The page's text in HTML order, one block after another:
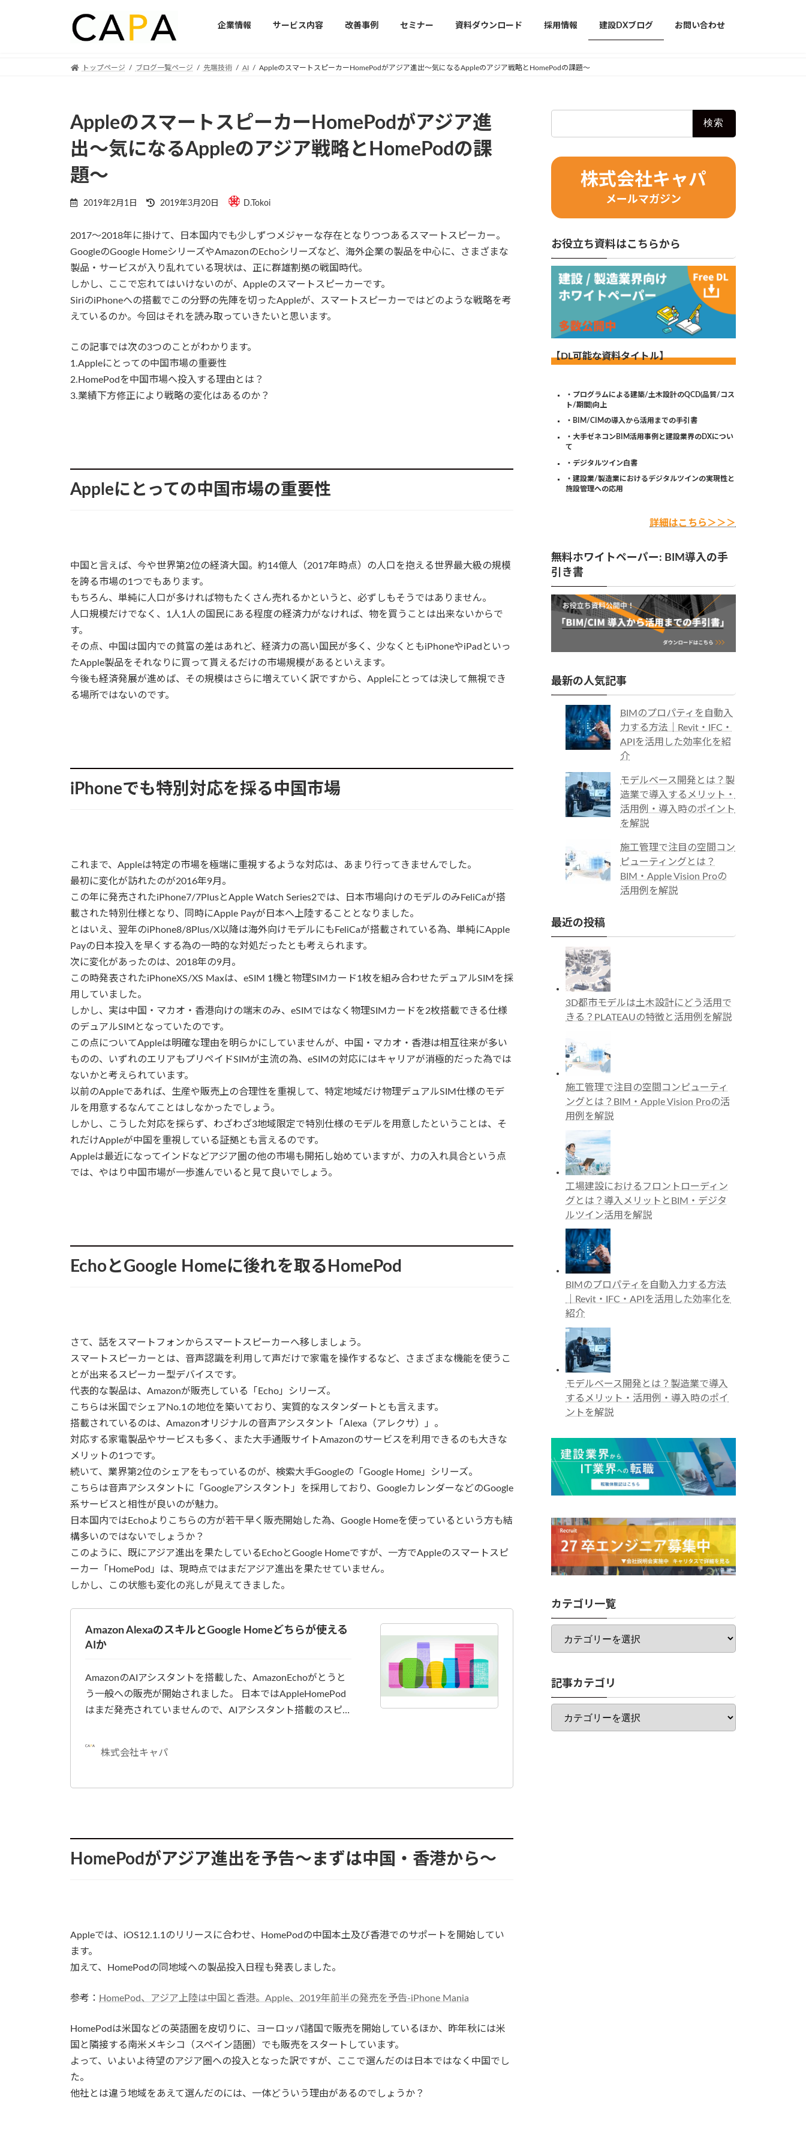
企業情報 サービス内容 改善事例 セミナー 資料ダウンロード 採用情報 建設DXブログ お問い合わせ
トップページ ブログ一覧ページ 先端技術 AI AppleのスマートスピーカーHomePodがアジア進出〜気になるAppleのアジア戦略とHomePodの課題〜
AppleのスマートスピーカーHomePodがアジア進
出〜気になるAppleのアジア戦略とHomePodの課
題〜
2019年2月1日
Last
updated
2019年3月20日 D.Tokoi
2017〜2018年に掛けて、日本国内でも少しずつメジャーな存在となりつつあるスマートスピーカー。
GoogleのGoogle HomeシリーズやAmazonのEchoシリーズなど、海外企業の製品を中心に、さまざまな
製品・サービスが入り乱れている現状は、正に群雄割拠の戦国時代。
しかし、ここで忘れてはいけないのが、Appleのスマートスピーカーです。
SiriのiPhoneへの搭載でこの分野の先陣を切ったAppleが、スマートスピーカーではどのような戦略を考
えているのか。今回はそれを読み取っていきたいと思います。
この記事では次の3つのことがわかります。
1.Appleにとっての中国市場の重要性
2.HomePodを中国市場へ投入する理由とは？
3.業績下方修正により戦略の変化はあるのか？
Appleにとっての中国市場の重要性
中国と言えば、今や世界第2位の経済大国。約14億人（2017年時点）の人口を抱える世界最大級の規模
を誇る市場の1つでもあります。
もちろん、単純に人口が多ければ物もたくさん売れるかというと、必ずしもそうではありません。
人口規模だけでなく、1人1人の国民にある程度の経済力がなければ、物を買うことは出来ないからで
す。
その点、中国は国内での貧富の差はあれど、経済力の高い国民が多く、少なくともiPhoneやiPadといっ
たApple製品をそれなりに買って貰えるだけの市場規模があるといえます。
今後も経済発展が進めば、その規模はさらに増えていく訳ですから、Appleにとっては決して無視でき
る場所ではないのです。
iPhoneでも特別対応を採る中国市場
これまで、Appleは特定の市場を極端に重視するような対応は、あまり行ってきませんでした。
最初に変化が訪れたのが2016年9月。
この年に発売されたiPhone7/7PlusとApple Watch Series2では、日本市場向けのモデルのみFeliCaが搭
載された特別仕様となり、同時にApple Payが日本へ上陸することとなりました。
とはいえ、翌年のiPhone8/8Plus/X以降は海外向けモデルにもFeliCaが搭載されている為、単純にApple
Payの日本投入を早くする為の一時的な対処だったとも考えられます。
次に変化があったのは、2018年の9月。
この時発表されたiPhoneXS/XS Maxは、eSIM 1機と物理SIMカード1枚を組み合わせたデュアルSIMを採
用していました。
しかし、実は中国・マカオ・香港向けの端末のみ、eSIMではなく物理SIMカードを2枚搭載できる仕様
のデュアルSIMとなっていたのです。
この点についてAppleは明確な理由を明らかにしていませんが、中国・マカオ・香港は相互往来が多い
ものの、いずれのエリアもプリペイドSIMが主流の為、eSIMの対応にはキャリアが消極的だった為では
ないかと考えられています。
以前のAppleであれば、生産や販売上の合理性を重視して、特定地域だけ物理デュアルSIM仕様のモデ
ルを用意するなんてことはしなかったでしょう。
しかし、こうした対応を採らず、わざわざ3地域限定で特別仕様のモデルを用意したということは、そ
れだけAppleが中国を重視している証拠とも言えるのです。
Appleは最近になってインドなどアジア圏の他の市場も開拓し始めていますが、力の入れ具合という点
では、やはり中国市場が一歩進んでいると見て良いでしょう。
EchoとGoogle Homeに後れを取るHomePod
さて、話をスマートフォンからスマートスピーカーへ移しましょう。
スマートスピーカーとは、音声認識を利用して声だけで家電を操作するなど、さまざまな機能を使うこ
とが出来るスピーカー型デバイスです。
代表的な製品は、Amazonが販売している「Echo」シリーズ。
こちらは米国でシェアNo.1の地位を築いており、実質的なスタンダートとも言えます。
搭載されているのは、Amazonオリジナルの音声アシスタント「Alexa（アレクサ）」。
対応する家電製品やサービスも多く、また大手通販サイトAmazonのサービスを利用できるのも大きな
メリットの1つです。
続いて、業界第2位のシェアをもっているのが、検索大手Googleの「Google Home」シリーズ。
こちらは音声アシスタントに「Googleアシスタント」を採用しており、GoogleカレンダーなどのGoogle
系サービスと相性が良いのが魅力。
日本国内ではEchoよりこちらの方が若干早く販売開始した為、Google Homeを使っているという方も結
構多いのではないでしょうか？
このように、既にアジア進出を果たしているEchoとGoogle Homeですが、一方でAppleのスマートスピ
ーカー「HomePod」は、現時点ではまだアジア進出を果たせていません。
しかし、この状態も変化の兆しが見えてきました。
Amazon AlexaのスキルとGoogle Homeどちらが使える
AIか
AmazonのAIアシスタントを搭載した、AmazonEchoがとうと
う一般への販売が開始されました。 日本ではAppleHomePod
はまだ発売されていませんので、AIアシスタント搭載のスピ…
株式会社キャパ
HomePodがアジア進出を予告〜まずは中国・香港から〜
Appleでは、iOS12.1.1のリリースに合わせ、HomePodの中国本土及び香港でのサポートを開始してい
ます。
加えて、HomePodの同地域への製品投入日程も発表しました。
参考： HomePod、アジア上陸は中国と香港。Apple、2019年前半の発売を予告-iPhone Mania
HomePodは米国などの英語圏を皮切りに、ヨーロッパ諸国で販売を開始しているほか、昨年秋には米
国と隣接する南米メキシコ（スペイン語圏）でも販売をスタートしています。
よって、いよいよ待望のアジア圏への投入となった訳ですが、ここで選んだのは日本ではなく中国でし
た。
他社とは違う地域をあえて選んだのには、一体どういう理由があるのでしょうか？
株式会社キャパ
メールマガジン
お役立ち資料はこちらから
【DL可能な資料タイトル】
・プログラムによる建築/土木設計のQCD(品質/コス
ト/期間)向上
・BIM/CIMの導入から活用までの手引書
・大手ゼネコンBIM活用事例と建設業界のDXについ
て
・デジタルツイン白書
・建設業/製造業におけるデジタルツインの実現性と
施設管理への応用
詳細はこちら＞＞＞
無料ホワイトペーパー: BIM導入の手
引き書
最新の人気記事
BIMのプロパティを自動入
力する方法｜Revit・IFC・
APIを活用した効率化を紹
介
モデルベース開発とは？製
造業で導入するメリット・
活用例・導入時のポイント
を解説
施工管理で注目の空間コン
ピューティングとは？
BIM・Apple Vision Proの
活用例を解説
最近の投稿
3D都市モデルは土木設計にどう活用で
きる？PLATEAUの特徴と活用例を解説
施工管理で注目の空間コンピューティ
ングとは？BIM・Apple Vision Proの活
用例を解説
工場建設におけるフロントローディン
グとは？導入メリットとBIM・デジタ
ルツイン活用を解説
BIMのプロパティを自動入力する方法
｜Revit・IFC・APIを活用した効率化を
紹介
モデルベース開発とは？製造業で導入
するメリット・活用例・導入時のポイ
ントを解説
カテゴリ一覧
カ
ゴ
一
覧
記事カテゴリ
記
カ